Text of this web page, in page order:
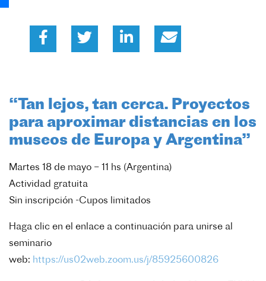
“Tan lejos, tan cerca. Proyectos
para aproximar distancias en los
museos de Europa y Argentina”
Martes 18 de mayo – 11 hs (Argentina)
Actividad gratuita
Sin inscripción -Cupos limitados
Haga clic en el enlace a continuación para unirse al
seminario
web: https://us02web.zoom.us/j/85925600826